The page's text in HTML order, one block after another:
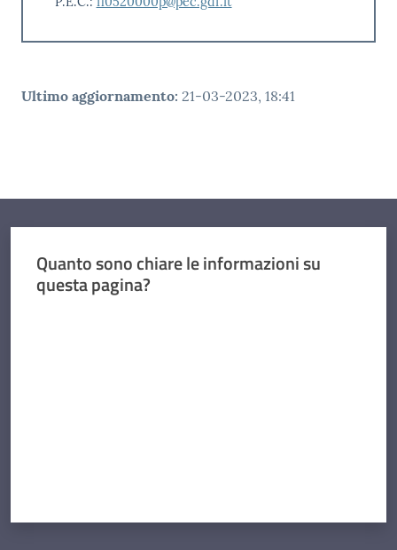
Ultimo aggiornamento: 21-03-2023, 18:41
Quanto sono chiare le informazioni su
questa pagina?